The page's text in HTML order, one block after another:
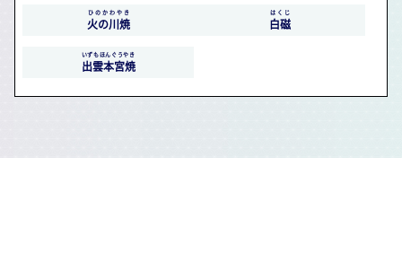
火の川焼
ひのかわやき
白磁
はくじ
出雲本宮焼
いずもほんぐうやき